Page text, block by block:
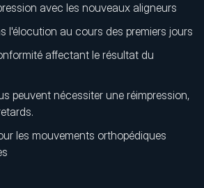
avec les nouveaux aligneurs
l'élocution au cours des premiers jours
affectant le résultat du
peuvent nécessiter une réimpression,
les mouvements orthopédiques